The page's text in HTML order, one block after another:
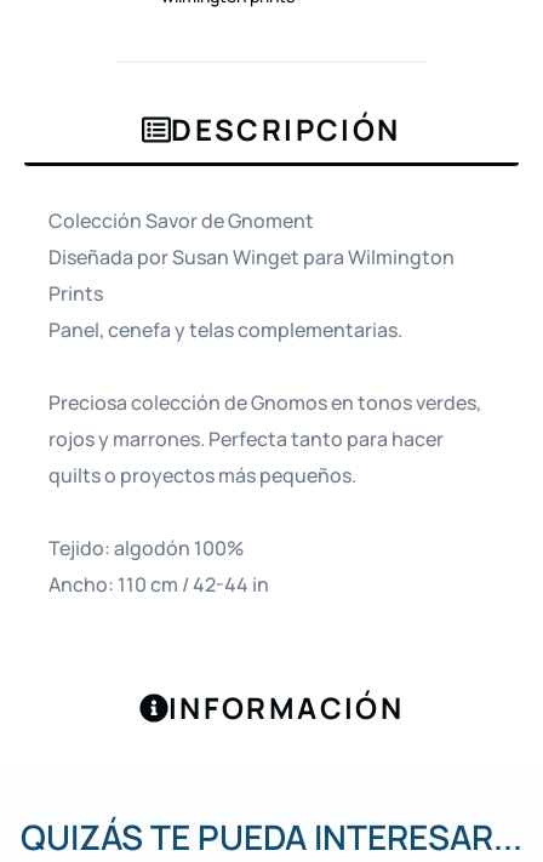
DESCRIPCIÓN
INFORMACIÓN
Colección Savor de Gnoment
Diseñada por Susan Winget para Wilmington
Prints
Panel, cenefa y telas complementarias.
Preciosa colección de Gnomos en tonos verdes,
rojos y marrones. Perfecta tanto para hacer
quilts o proyectos más pequeños.
Tejido: algodón 100%
Ancho: 110 cm / 42-44 in
QUIZÁS TE PUEDA INTERESAR...